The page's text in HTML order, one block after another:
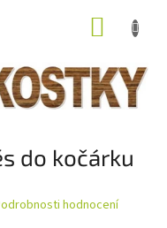
do kočárku
hodnocení